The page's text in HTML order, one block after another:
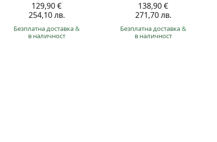
129,90 €
254,10 лв.
Безплатна доставка&
в наличност
138,90 €
271,70 лв.
Безплатна доставка&
в наличност